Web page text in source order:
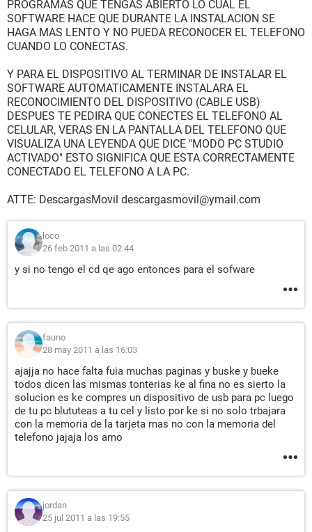
PROGRAMAS QUE TENGAS ABIERTO LO CUAL EL
SOFTWARE HACE QUE DURANTE LA INSTALACION SE
HAGA MAS LENTO Y NO PUEDA RECONOCER EL TELEFONO
CUANDO LO CONECTAS.
Y PARA EL DISPOSITIVO AL TERMINAR DE INSTALAR EL
SOFTWARE AUTOMATICAMENTE INSTALARA EL
RECONOCIMIENTO DEL DISPOSITIVO (CABLE USB)
DESPUES TE PEDIRA QUE CONECTES EL TELEFONO AL
CELULAR, VERAS EN LA PANTALLA DEL TELEFONO QUE
VISUALIZA UNA LEYENDA QUE DICE "MODO PC STUDIO
ACTIVADO" ESTO SIGNIFICA QUE ESTA CORRECTAMENTE
CONECTADO EL TELEFONO A LA PC.
ATTE: DescargasMovil descargasmovil@ymail.com
loco
26 feb 2011 a las 02:44
y si no tengo el cd qe ago entonces para el sofware
fauno
28 may 2011 a las 16:03
ajajja no hace falta fuia muchas paginas y buske y bueke
todos dicen las mismas tonterias ke al fina no es sierto la
solucion es ke compres un dispositivo de usb para pc luego
de tu pc blututeas a tu cel y listo por ke si no solo trbajara
con la memoria de la tarjeta mas no con la memoria del
telefono jajaja los amo
jordan
25 jul 2011 a las 19:55